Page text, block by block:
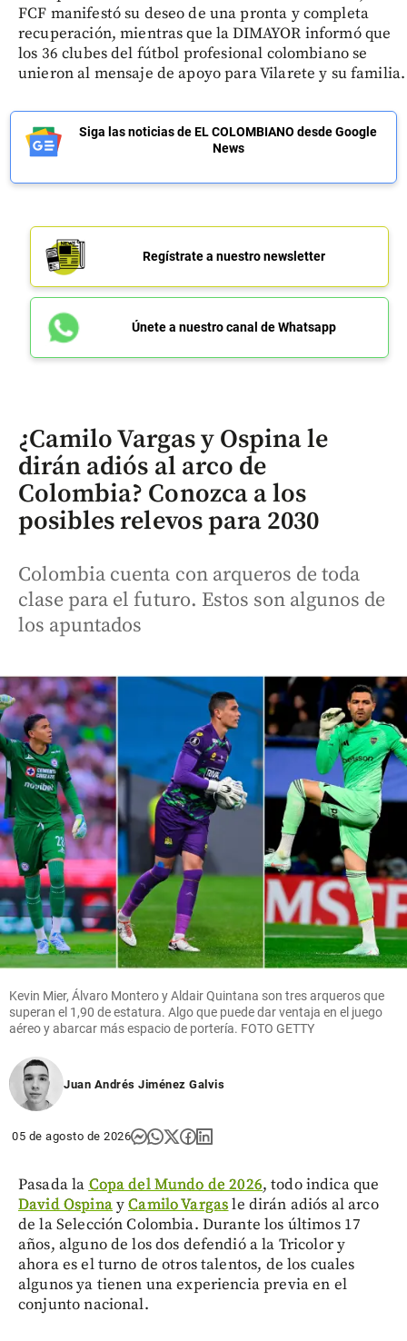
FCF manifestó su deseo de una pronta y completa
recuperación, mientras que la DIMAYOR informó que
los 36 clubes del fútbol profesional colombiano se
unieron al mensaje de apoyo para Vilarete y su familia.
Siga las noticias de EL COLOMBIANO desde Google
News
Regístrate a nuestro newsletter
Únete a nuestro canal de Whatsapp
¿Camilo Vargas y Ospina le
dirán adiós al arco de
Colombia? Conozca a los
posibles relevos para 2030
Colombia cuenta con arqueros de toda
clase para el futuro. Estos son algunos de
los apuntados
Kevin Mier, Álvaro Montero y Aldair Quintana son tres arqueros que
superan el 1,90 de estatura. Algo que puede dar ventaja en el juego
aéreo y abarcar más espacio de portería. FOTO GETTY
Juan Andrés Jiménez Galvis
05 de agosto de 2026
Pasada la Copa del Mundo de 2026, todo indica que
David OspinayCamilo Vargasle dirán adiós al arco
de la Selección Colombia. Durante los últimos 17
años, alguno de los dos defendió a la Tricolor y
ahora es el turno de otros talentos, de los cuales
algunos ya tienen una experiencia previa en el
conjunto nacional.